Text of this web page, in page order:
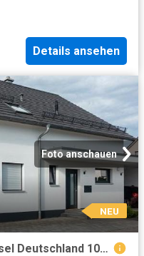
Details ansehen
Foto anschauen
NEU
5 Schlafzimmer Haus Oberursel Deutschland 104800332